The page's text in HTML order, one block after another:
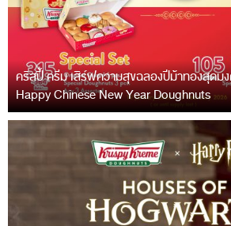
คริสปี้ ครีม เสิร์ฟความสุขฉลองปีม้าทองสุดม
Happy Chinese New Year Doughnuts